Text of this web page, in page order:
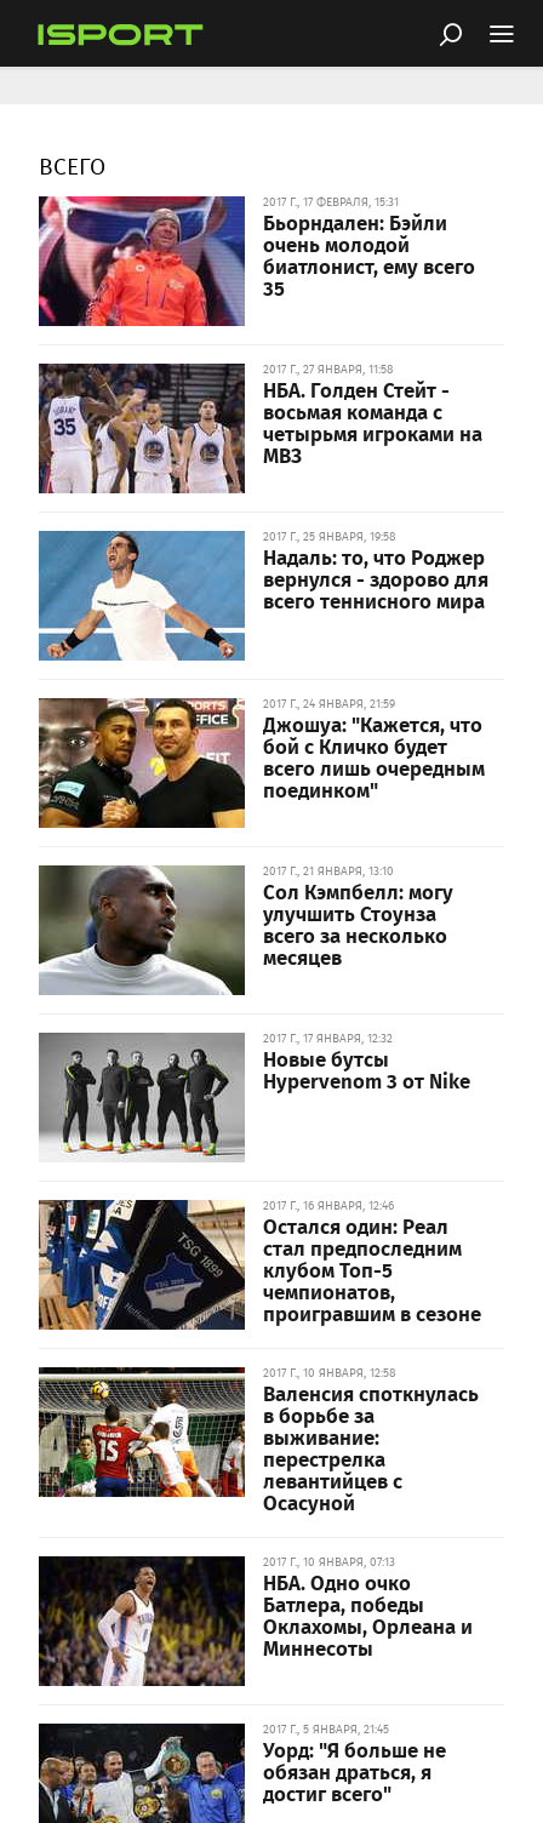
ВСЕГО
2017 Г., 17 ФЕВРАЛЯ, 15:31
Бьорндален: Бэйли
очень молодой
биатлонист, ему всего
35
2017 Г., 27 ЯНВАРЯ, 11:58
НБА. Голден Стейт -
восьмая команда с
четырьмя игроками на
МВЗ
2017 Г., 25 ЯНВАРЯ, 19:58
Надаль: то, что Роджер
вернулся - здорово для
всего теннисного мира
2017 Г., 24 ЯНВАРЯ, 21:59
Джошуа: "Кажется, что
бой с Кличко будет
всего лишь очередным
поединком"
2017 Г., 21 ЯНВАРЯ, 13:10
Сол Кэмпбелл: могу
улучшить Стоунза
всего за несколько
месяцев
2017 Г., 17 ЯНВАРЯ, 12:32
Новые бутсы
Hypervenom 3 от Nike
2017 Г., 16 ЯНВАРЯ, 12:46
Остался один: Реал
стал предпоследним
клубом Топ-5
чемпионатов,
проигравшим в сезоне
2017 Г., 10 ЯНВАРЯ, 12:58
Валенсия споткнулась
в борьбе за
выживание:
перестрелка
левантийцев с
Осасуной
2017 Г., 10 ЯНВАРЯ, 07:13
НБА. Одно очко
Батлера, победы
Оклахомы, Орлеана и
Миннесоты
2017 Г., 5 ЯНВАРЯ, 21:45
Уорд: "Я больше не
обязан драться, я
достиг всего"